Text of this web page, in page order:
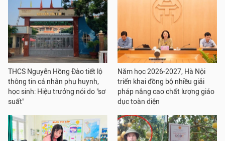
THCS Nguyễn Hồng Đào tiết lộ
thông tin cá nhân phụ huynh,
học sinh: Hiệu trưởng nói do "sơ
suất"
Năm học 2026-2027, Hà Nội
triển khai đồng bộ nhiều giải
pháp nâng cao chất lượng giáo
dục toàn diện